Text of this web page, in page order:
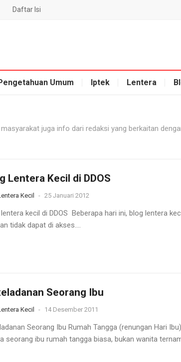
Daftar Isi
Umum Iptek Lentera
juga info dari redaksi yang berkaitan
Lentera Kecil di DDOS
Kecil - 25 Januari 2012
kecil di DDOS Beberapa hari ini, blog lentera
tidak dapat di akses....
Seorang Ibu
Kecil - 14 Desember 2011
Seorang Ibu Rumah Tangga (renungan Hari
seorang ibu rumah tangga biasa, bukan wanita